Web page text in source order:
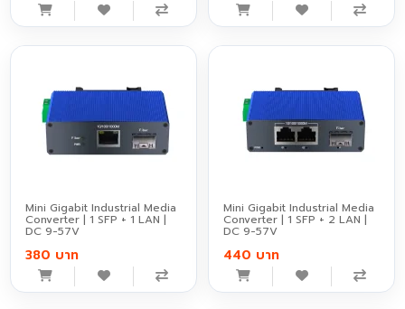
Mini Gigabit Industrial Media
Converter | 1 SFP + 1 LAN |
DC 9-57V
380 บาท
Mini Gigabit Industrial Media
Converter | 1 SFP + 2 LAN |
DC 9-57V
440 บาท